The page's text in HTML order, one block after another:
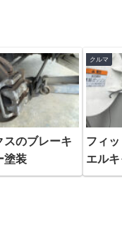
スのブレーキ
塗装
クルマ
フィ
エル